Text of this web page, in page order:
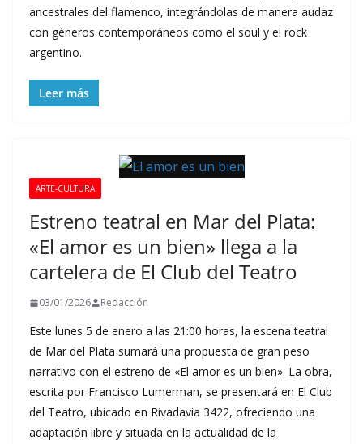
ancestrales del flamenco, integrándolas de manera audaz
con géneros contemporáneos como el soul y el rock
argentino.
Leer más
ARTE-CULTURA
Estreno teatral en Mar del Plata:
«El amor es un bien» llega a la
cartelera de El Club del Teatro
03/01/2026 Redacción
Este lunes 5 de enero a las 21:00 horas, la escena teatral
de Mar del Plata sumará una propuesta de gran peso
narrativo con el estreno de «El amor es un bien». La obra,
escrita por Francisco Lumerman, se presentará en El Club
del Teatro, ubicado en Rivadavia 3422, ofreciendo una
adaptación libre y situada en la actualidad de la